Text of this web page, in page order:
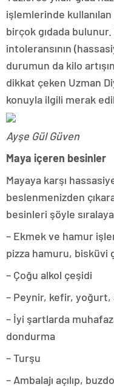
işlemlerinde
birçok gıdada bulunur.
intoleransının
durumun da kilo
dikkat çeken Uzman
konuyla ilgili merak
Ayşe Gül Güven
Maya içeren besinler
Mayaya karşı
beslenmenizden
besinleri şöyle
– Ekmek ve hamur
pizza hamuru, bisküvi
– Çoğu alkol çeşidi
– Peynir, kefir, yoğurt,
– İyi şartlarda
dondurma
– Turşu
– Ambalajı açılıp,